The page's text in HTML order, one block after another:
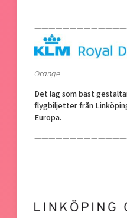
Orange
Det lag som bäst
flygbiljetter från
Europa.